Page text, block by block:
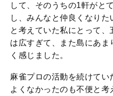
して、そのうちの1軒がと
し、みんなと仲良くなりた
と考えていた私にとって
は広すぎて、また島にあま
く感じました。
麻雀プロの活動を続けて
よくなかったのも不便と考